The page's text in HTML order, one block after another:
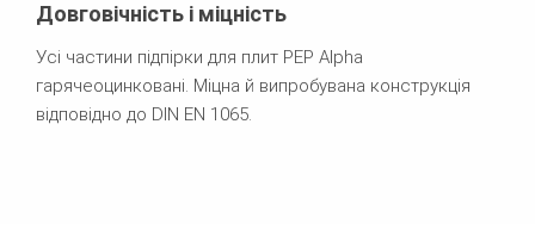
Довговічність і міцність
Усі частини підпірки для плит PEP Alpha
гарячеоцинковані. Міцна й випробувана конструкція
відповідно до DIN EN 1065.